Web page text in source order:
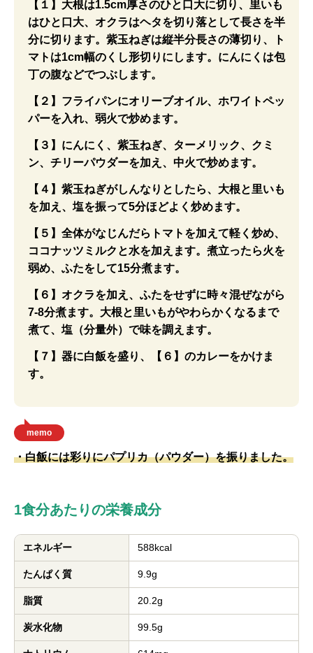
【１】大根は1.5cm厚さのひと口大に切り、里いも
はひと口大、オクラはヘタを切り落として長さを半
分に切ります。紫玉ねぎは縦半分長さの薄切り、ト
マトは1cm幅のくし形切りにします。にんにくは包
丁の腹などでつぶします。
【２】フライパンにオリーブオイル、ホワイトペッ
パーを入れ、弱火で炒めます。
【３】にんにく、紫玉ねぎ、ターメリック、クミ
ン、チリーパウダーを加え、中火で炒めます。
【４】紫玉ねぎがしんなりとしたら、大根と里いも
を加え、塩を振って5分ほどよく炒めます。
【５】全体がなじんだらトマトを加えて軽く炒め、
ココナッツミルクと水を加えます。煮立ったら火を
弱め、ふたをして15分煮ます。
【６】オクラを加え、ふたをせずに時々混ぜながら
7-8分煮ます。大根と里いもがやわらかくなるまで
煮て、塩（分量外）で味を調えます。
【７】器に白飯を盛り、【６】のカレーをかけま
す。
memo
・白飯には彩りにパプリカ（パウダー）を振りました。
1食分あたりの栄養成分
エネルギー 588kcal
たんぱく質 9.9g
脂質 20.2g
炭水化物 99.5g